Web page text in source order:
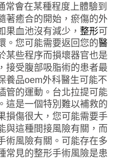
常會在某種程度上體驗到
著癒合的開始，瘀傷的外
果血池沒有減少， 整形可
。您可能需要返回您的醫
某些程序而損壞器官也是
接受腹部吸脂術的患者最
養品oem外科醫生可能不
管的運動。台北拉提可能
這是一個特別難以補救的
損傷很大，您可能需要手
與這種間接風險有關，而
術風險有關。可能存在多
常見的整形手術風險是患